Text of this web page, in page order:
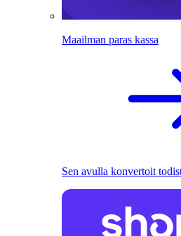
Maailman paras kassa
Sen avulla konvertoit